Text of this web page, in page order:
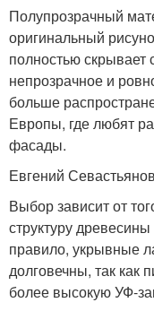
Полупрозрачный
оригинальный
полностью скрывает
непрозрачное и
больше
Европы, где любят
фасады.
Евгений
Выбор зависит от
структуру
правило, укрывные
долговечны, так как
более высокую УФ-